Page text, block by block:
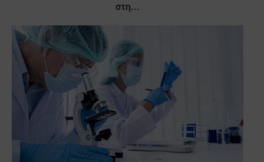
στη...